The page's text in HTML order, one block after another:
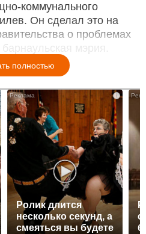
коммунального
Он сделал это на
о проблемах
барнаульская мэрия.
полностью
Ролик длится
несколько секунд, а
смеяться вы будете